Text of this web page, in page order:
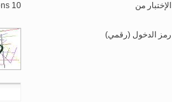
الإختبار من 10 default monitoring stations
رمز الدخول (رقمي)